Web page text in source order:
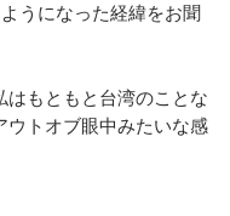
うになった経緯をお聞
もともと台湾のことな
ウトオブ眼中みたいな感